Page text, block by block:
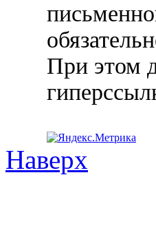
При этом
Наверх